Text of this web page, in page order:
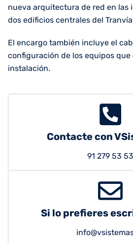
nueva arquitectura de red en las
dos edificios centrales del
El encargo también incluye el
configuración de los equipos que
instalación.
Contacte con
91 279 53 53
Si lo prefieres